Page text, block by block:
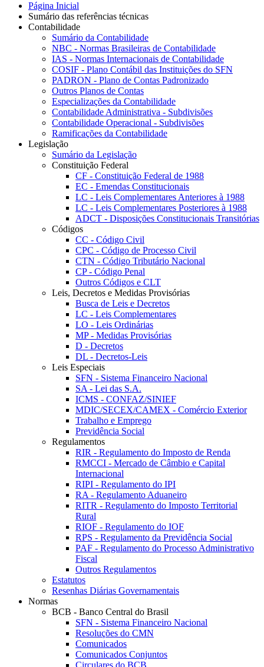
Página Inicial
Sumário das referências técnicas
Contabilidade
Sumário da Contabilidade
NBC - Normas Brasileiras de Contabilidade
IAS - Normas Internacionais de Contabilidade
COSIF - Plano Contábil das Instituições do SFN
PADRON - Plano de Contas Padronizado
Outros Planos de Contas
Especializações da Contabilidade
Contabilidade Administrativa - Subdivisões
Contabilidade Operacional - Subdivisões
Ramificações da Contabilidade
Legislação
Sumário da Legislação
Constituição Federal
CF - Constituição Federal de 1988
EC - Emendas Constitucionais
LC - Leis Complementares Anteriores à 1988
LC - Leis Complementares Posteriores à 1988
ADCT - Disposições Constitucionais Transitórias
Códigos
CC - Código Civil
CPC - Código de Processo Civil
CTN - Código Tributário Nacional
CP - Código Penal
Outros Códigos e CLT
Leis, Decretos e Medidas Provisórias
Busca de Leis e Decretos
LC - Leis Complementares
LO - Leis Ordinárias
MP - Medidas Provisórias
D - Decretos
DL - Decretos-Leis
Leis Especiais
SFN - Sistema Financeiro Nacional
SA - Lei das S.A.
ICMS - CONFAZ/SINIEF
MDIC/SECEX/CAMEX - Comércio Exterior
Trabalho e Emprego
Previdência Social
Regulamentos
RIR - Regulamento do Imposto de Renda
RMCCI - Mercado de Câmbio e Capital
Internacional
RIPI - Regulamento do IPI
RA - Regulamento Aduaneiro
RITR - Regulamento do Imposto Territorial
Rural
RIOF - Regulamento do IOF
RPS - Regulamento da Previdência Social
PAF - Regulamento do Processo Administrativo
Fiscal
Outros Regulamentos
Estatutos
Resenhas Diárias Governamentais
Normas
BCB - Banco Central do Brasil
SFN - Sistema Financeiro Nacional
Resoluções do CMN
Comunicados
Comunicados Conjuntos